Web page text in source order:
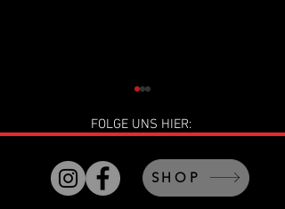
FOLGE UNS HIER:
SHOP